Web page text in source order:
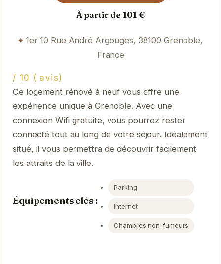
À partir de 101 €
1er 10 Rue André Argouges, 38100 Grenoble,
France
/ 10 ( avis)
Ce logement rénové à neuf vous offre une
expérience unique à Grenoble. Avec une
connexion Wifi gratuite, vous pourrez rester
connecté tout au long de votre séjour. Idéalement
situé, il vous permettra de découvrir facilement
les attraits de la ville.
Équipements clés :
Parking
Internet
Chambres non-fumeurs